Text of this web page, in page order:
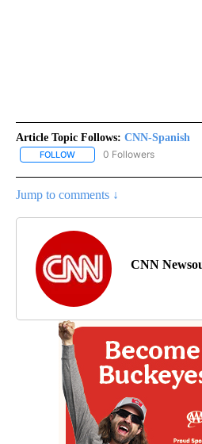
Article Topic Follows: CNN-Spanish
FOLLOW FOLLOW "CNN-SPANISH" TO
0 Followers
Jump to comments ↓
CNN